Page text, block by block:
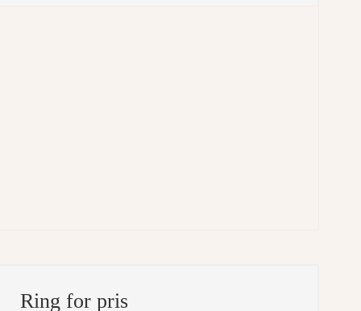
Ring for pris